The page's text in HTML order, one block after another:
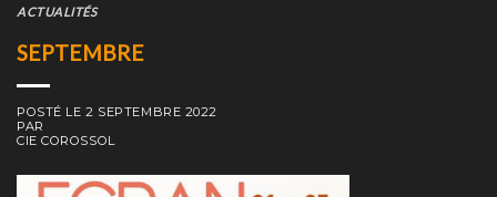
ACTUALITÉS
SEPTEMBRE
POSTÉ LE2 SEPTEMBRE 2022
PAR
CIE COROSSOL